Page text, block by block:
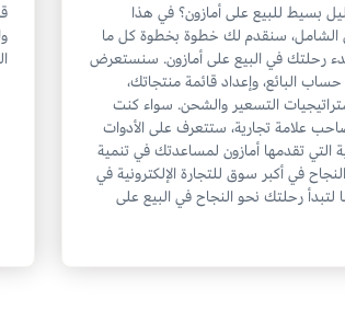
بسيط للبيع على أمازون؟ في هذا
الشامل، سنقدم لك خطوة بخطوة كل ما
رحلتك في البيع على أمازون. سنستعرض
البائع، وإعداد قائمة منتجاتك،
التسعير والشحن. سواء كنت
علامة تجارية، ستتعرف على الأدوات
التي تقدمها أمازون لمساعدتك في تنمية
في أكبر سوق للتجارة الإلكترونية في
لتبدأ رحلتك نحو النجاح في البيع على